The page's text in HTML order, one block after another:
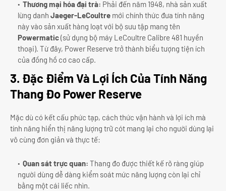
Thương mại hóa đại trà: Phải đến năm 1948, nhà sản xuất
lừng danh Jaeger-LeCoultre mới chính thức đưa tính năng
này vào sản xuất hàng loạt với bộ sưu tập mang tên
Powermatic(sử dụng bộ máy LeCoultre Calibre 481 huyền
thoại). Từ đây, Power Reserve trở thành biểu tượng tiện ích
của đồng hồ cơ cao cấp.
3. Đặc Điểm Và Lợi Ích Của Tính Năng
Thang Đo Power Reserve
Mặc dù có kết cấu phức tạp, cách thức vận hành và lợi ích mà
tính năng hiển thị năng lượng trữ cót mang lại cho người dùng lại
vô cùng đơn giản và thực tế:
Quan sát trực quan: Thang đo được thiết kế rõ ràng giúp
người dùng dễ dàng kiểm soát mức năng lượng còn lại chỉ
bằng một cái liếc nhìn.